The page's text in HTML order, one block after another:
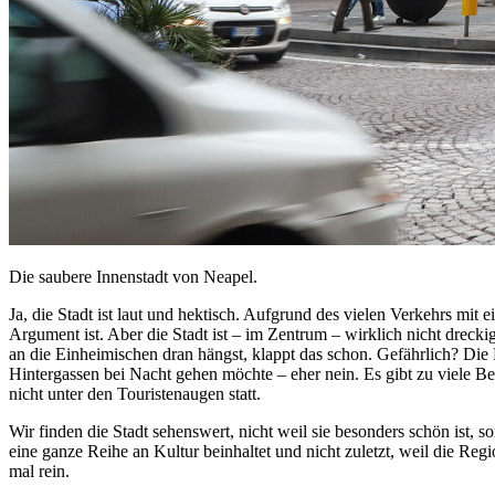
Die saubere Innenstadt von Neapel.
Ja, die Stadt ist laut und hektisch. Aufgrund des vielen Verkehrs mit
Argument ist. Aber die Stadt ist – im Zentrum – wirklich nicht
an die Einheimischen dran hängst, klappt das schon. Gefährlich?
Hintergassen bei Nacht gehen möchte – eher nein. Es gibt zu viele
nicht unter den Touristenaugen statt.
Wir finden die Stadt sehenswert, nicht weil sie besonders schön ist,
eine ganze Reihe an Kultur beinhaltet und nicht zuletzt, weil die
mal rein.